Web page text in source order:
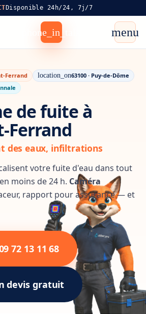
Disponible 24h/24, 7j/7
phone_in_talk menu
Ferrand location_on63100 · Puy-de-Dôme
de fuite à
Ferrand
des eaux, infiltrations
votre fuite d'eau dans tout
moins de 24 h. Caméra
rapport pour assurance — et
72 13 11 68
devis gratuit